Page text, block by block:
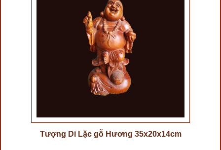
Tượng Di Lặc gỗ Hương 35x20x14cm